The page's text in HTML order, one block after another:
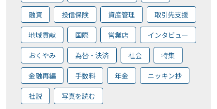
融資 投信保険 資産管理 取引先支援
地域貢献 国際 営業店 インタビュー
おくやみ 為替・決済 社会 特集
金融再編 手数料 年金 ニッキン抄
社説 写真を読む